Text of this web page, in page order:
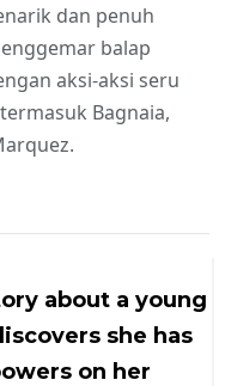
dan penuh
balap
aksi-aksi seru
Bagnaia,
about a young
she has
on her